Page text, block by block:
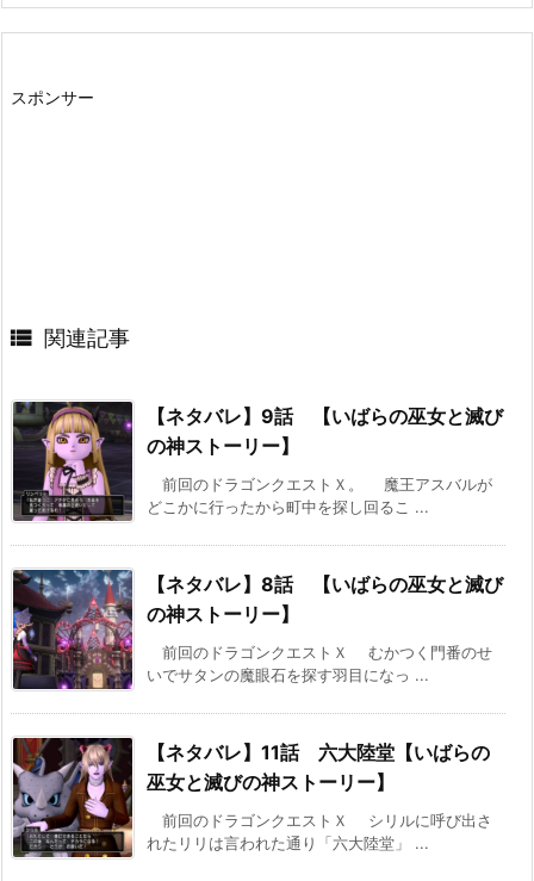
スポンサー
 関連記事
【ネタバレ】9話 【いばらの巫女と滅び
の神ストーリー】
前回のドラゴンクエストＸ。 魔王アスバルが
どこかに行ったから町中を探し回るこ ...
【ネタバレ】8話 【いばらの巫女と滅び
の神ストーリー】
前回のドラゴンクエストＸ むかつく門番のせ
いでサタンの魔眼石を探す羽目になっ ...
【ネタバレ】11話 六大陸堂【いばらの
巫女と滅びの神ストーリー】
前回のドラゴンクエストＸ シリルに呼び出さ
れたリリは言われた通り「六大陸堂」 ...